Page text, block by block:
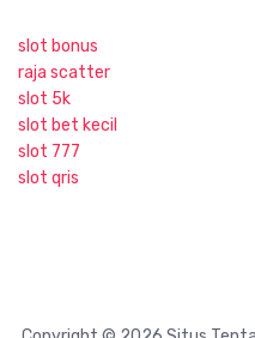
slot bonus
raja scatter
slot 5k
slot bet kecil
slot 777
slot qris